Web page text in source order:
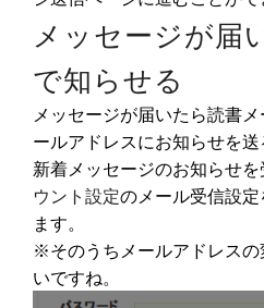
メッセージが届
で知らせる
メッセージが届いたら読書
ールアドレスにお知らせを送
新着メッセージのお知らせ
ウント設定のメール受信設定
ます。
※そのうちメールアドレスの
いですね。